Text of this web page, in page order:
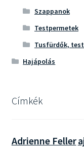
Szappanok
Testpermetek
Tusfürdők,
Hajápolás
Címkék
Adrienne Feller